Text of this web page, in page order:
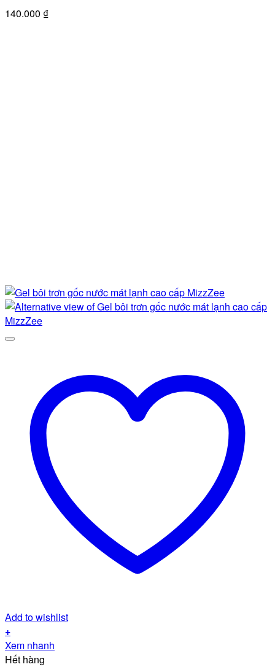
140.000 ₫
Add to wishlist
+
Xem nhanh
Hết hàng